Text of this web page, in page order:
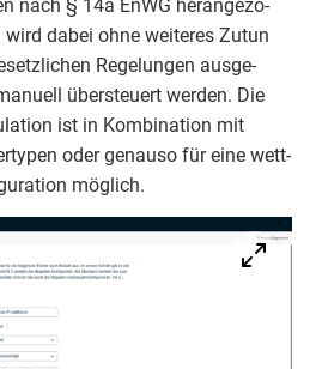
nach § 14a EnWG her­an­ge­zo­
dabei ohne wei­te­res Zutun
Rege­lun­gen aus­ge­
über­steu­ert wer­den. Die
ist in Kom­bi­na­ti­on mit
oder genau­so für eine wett­
möglich.